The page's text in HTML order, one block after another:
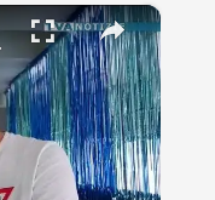
×
Linguistic